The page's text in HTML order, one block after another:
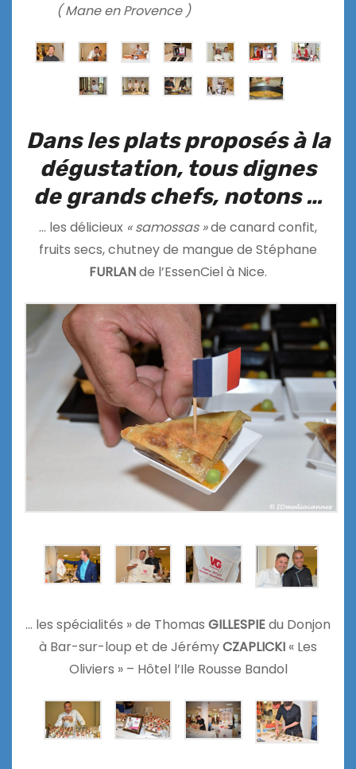
( Mane en Provence )
Dans les plats proposés à la
dégustation, tous dignes
de grands chefs, notons …
… les délicieux « samossas »de canard confit,
fruits secs, chutney de mangue de Stéphane
FURLANde l’EssenCiel à Nice.
… les spécialités » de Thomas GILLESPIEdu Donjon
à Bar-sur-loup et de JérémyCZAPLICKI « Les
Oliviers » – Hôtel l’Ile Rousse Bandol